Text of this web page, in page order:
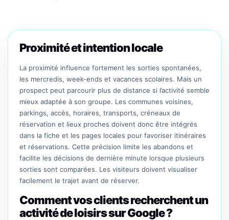
Proximité et intention locale
La proximité influence fortement les sorties spontanées,
les mercredis, week-ends et vacances scolaires. Mais un
prospect peut parcourir plus de distance si l’activité semble
mieux adaptée à son groupe. Les communes voisines,
parkings, accès, horaires, transports, créneaux de
réservation et lieux proches doivent donc être intégrés
dans la fiche et les pages locales pour favoriser itinéraires
et réservations. Cette précision limite les abandons et
facilite les décisions de dernière minute lorsque plusieurs
sorties sont comparées. Les visiteurs doivent visualiser
facilement le trajet avant de réserver.
Comment vos clients recherchent un
activité de loisirs sur Google ?